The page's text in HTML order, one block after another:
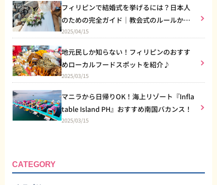
フィリピンで結婚式を挙げるには？日本人
のための完全ガイド｜教会式のルールから
リゾート婚まで
2025/04/15
地元民しか知らない！フィリピンのおすす
めローカルフードスポットを紹介♪
2025/03/15
マニラから日帰りOK！海上リゾート『Infla
table Island PH』おすすめ南国バカンス！
2025/03/15
CATEGORY